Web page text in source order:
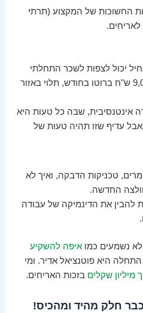
החשוכות של המקצוע (תרתי
יכול לצפות לשכר התחלתי
שנע בין 6,000 ל-9,000 ש"ח ברוטו בחודש, תלוי באזור
אינטנסיבית, שבה כל טעות היא
עדיף שזו תהיה טעות של
טכניקות הדבקה, ואיך לא
החדשה.
להבין את הדינמיקה של עבודה
לא נשמעים כמואיפה להשקיע
היא פוטנציאל אדיר. ומי
מיליון שקלים בזכות האריחים.
חלק מהיד ומהכיס!